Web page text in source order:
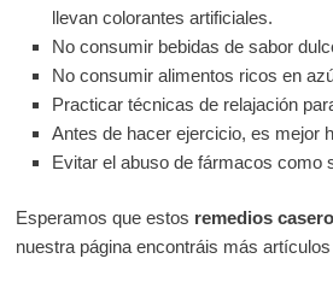
llevan colorantes artificiales.
No consumir bebidas de sabor
No consumir alimentos ricos en
Practicar técnicas de relajación
Antes de hacer ejercicio, es mejor
Evitar el abuso de fármacos como
Esperamos que estos remedios
nuestra página encontráis más